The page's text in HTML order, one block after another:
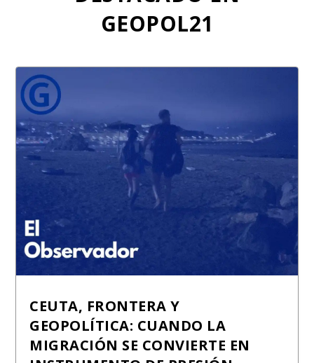
GEOPOL21
CEUTA, FRONTERA Y
GEOPOLÍTICA: CUANDO LA
MIGRACIÓN SE CONVIERTE EN